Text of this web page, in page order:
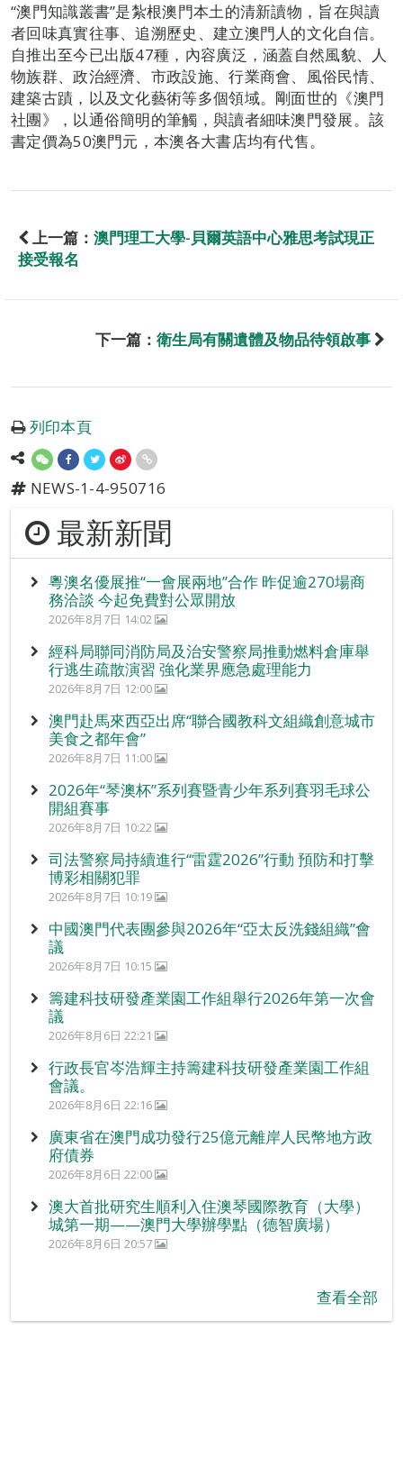
“澳門知識叢書”是紮根澳門本土的清新讀物，旨在與讀
者回味真實往事、追溯歷史、建立澳門人的文化自信。
自推出至今已出版47種，內容廣泛，涵蓋自然風貌、人
物族群、政治經濟、市政設施、行業商會、風俗民情、
建築古蹟，以及文化藝術等多個領域。剛面世的《澳門
社團》，以通俗簡明的筆觸，與讀者細味澳門發展。該
書定價為50澳門元，本澳各大書店均有代售。
上一篇： 澳門理工大學-貝爾英語中心雅思考試現正
接受報名
下一篇： 衛生局有關遺體及物品待領啟事
列印本頁
NEWS-1-4-950716
最新新聞
粵澳名優展推“一會展兩地”合作 昨促逾270場商
務洽談 今起免費對公眾開放
2026年8月7日 14:02
經科局聯同消防局及治安警察局推動燃料倉庫舉
行逃生疏散演習 強化業界應急處理能力
2026年8月7日 12:00
澳門赴馬來西亞出席“聯合國教科文組織創意城市
美食之都年會”
2026年8月7日 11:00
2026年“琴澳杯”系列賽暨青少年系列賽羽毛球公
開組賽事
2026年8月7日 10:22
司法警察局持續進行“雷霆2026”行動 預防和打擊
博彩相關犯罪
2026年8月7日 10:19
中國澳門代表團參與2026年“亞太反洗錢組織”會
議
2026年8月7日 10:15
籌建科技研發產業園工作組舉行2026年第一次會
議
2026年8月6日 22:21
行政長官岑浩輝主持籌建科技研發產業園工作組
會議。
2026年8月6日 22:16
廣東省在澳門成功發行25億元離岸人民幣地方政
府債券
2026年8月6日 22:00
澳大首批研究生順利入住澳琴國際教育（大學）
城第一期——澳門大學辦學點（德智廣場）
2026年8月6日 20:57
查看全部